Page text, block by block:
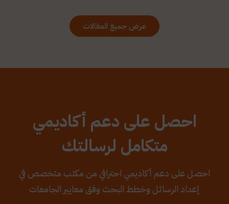
عرض جميع المقالات
احصل على دعم أكاديمي
متكامل لرسالتك
احصل على دعم أكاديمي احترافي من مكتب متخصص في
إعداد الرسائل وخطط البحث وفق معايير الجامعات